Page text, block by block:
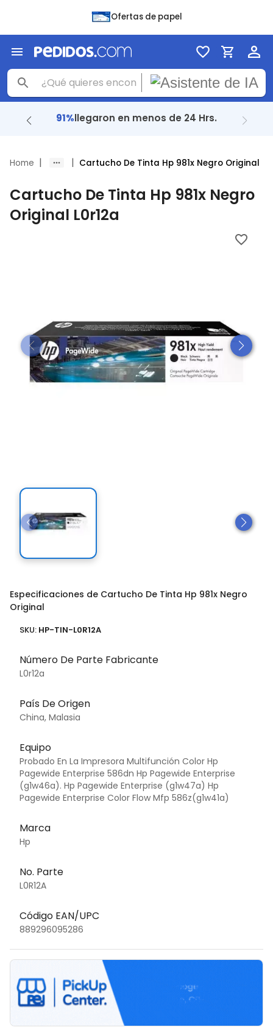
Ofertas de papel
91%llegaron en menos de 24 Hrs.
Home | | Cartucho De Tinta Hp 981x Negro Original
Cartucho De Tinta Hp 981x Negro
Original L0r12a
Especificaciones de Cartucho De Tinta Hp 981x Negro
Original
SKU: HP-TIN-L0R12A
Número De Parte Fabricante
L0r12a
País De Origen
China, Malasia
Equipo
Probado En La Impresora Multifunción Color Hp
Pagewide Enterprise 586dn Hp Pagewide Enterprise
(g1w46a). Hp Pagewide Enterprise (g1w47a) Hp
Pagewide Enterprise Color Flow Mfp 586z(g1w41a)
Marca
Hp
No. Parte
L0R12A
Código EAN/UPC
889296095286